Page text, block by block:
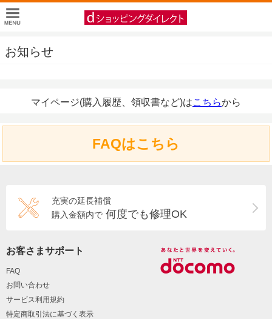
お知らせ
マイページ(購入履歴、領収書など)はこちらから
FAQはこちら
充実の延長補償
購入金額内で 何度でも修理OK
お客さまサポート
FAQ
お問い合わせ
サービス利用規約
特定商取引法に基づく表示